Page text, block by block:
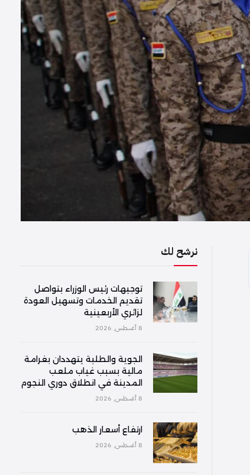
نرشح لك
توجيهات رئيس الوزراء بتواصل
تقديم الخدمات وتسهيل العودة
لزائري الأربعينية
8 أغسطس, 2026
الجوية والطلبة يتهددان بغرامة
مالية بسبب غياب ملعب
المدينة في انطلاق دوري النجوم
8 أغسطس, 2026
ارتفاع أسعار الذهب
8 أغسطس, 2026